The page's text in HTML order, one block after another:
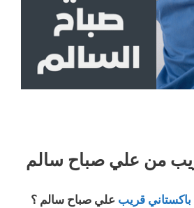
من علي صباح سالم
قريب علي صباح سالم ؟